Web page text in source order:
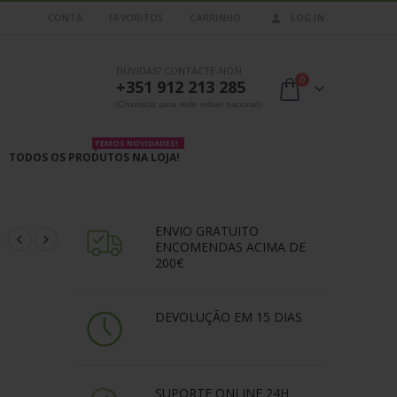
DÚVIDAS? CONTACTE-NOS!
+351 912 213 285
(Chamada para rede móvel nacional)
0
TODOS OS PRODUTOS NA LOJA!
TEMOS NOVIDADES!
ENVIO GRATUITO
ENCOMENDAS ACIMA DE
200€
DEVOLUÇÃO EM 15 DIAS
SUPORTE ONLINE 24H